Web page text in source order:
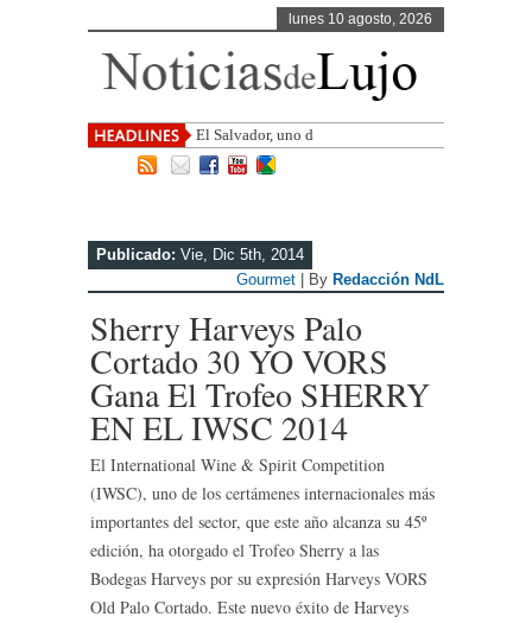
lunes 10 agosto, 2026
El Salvador, uno de los destinos con
mayor pro
Publicado: Vie, Dic 5th, 2014
Gourmet | By Redacción NdL
Sherry Harveys Palo
Cortado 30 YO VORS
Gana El Trofeo SHERRY
EN EL IWSC 2014
El International Wine & Spirit Competition
(IWSC), uno de los certámenes internacionales más
importantes del sector, que este año alcanza su 45º
edición, ha otorgado el Trofeo Sherry a las
Bodegas Harveys por su expresión Harveys VORS
Old Palo Cortado. Este nuevo éxito de Harveys